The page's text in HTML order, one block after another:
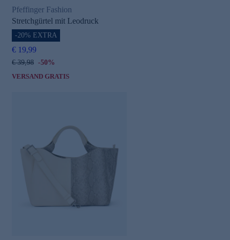
Pfeffinger Fashion
Stretchgürtel mit Leodruck
-20% EXTRA
€ 19,99
€ 39,98 -50%
VERSAND GRATIS